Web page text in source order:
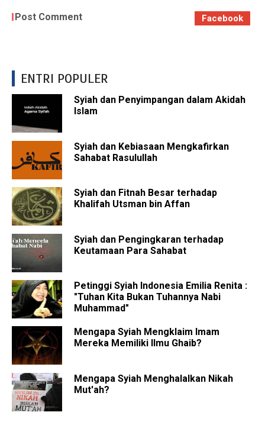
Post Comment Facebook
ENTRI POPULER
Syiah dan Penyimpangan dalam Akidah
Islam
Syiah dan Kebiasaan Mengkafirkan
Sahabat Rasulullah
Syiah dan Fitnah Besar terhadap
Khalifah Utsman bin Affan
Syiah dan Pengingkaran terhadap
Keutamaan Para Sahabat
Petinggi Syiah Indonesia Emilia Renita :
"Tuhan Kita Bukan Tuhannya Nabi
Muhammad"
Mengapa Syiah Mengklaim Imam
Mereka Memiliki Ilmu Ghaib?
Mengapa Syiah Menghalalkan Nikah
Mut'ah?